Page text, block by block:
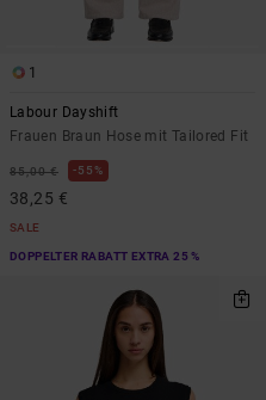
1
Labour Dayshift
Frauen Braun Hose mit Tailored Fit
85,00 € 55%
38,25 €
SALE
DOPPELTER RABATT EXTRA 25 %